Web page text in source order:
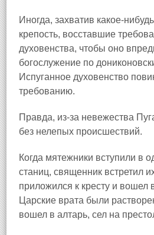
Иногда, захватив
крепость, восставшие
духовенства, чтобы оно
богослужение по
Испуганное духовенство
требованию.
Правда, из‑за невежества
без нелепых происшествий.
Когда мятежники вступили в
станиц, священник встретил
приложился к кресту и вошел
Царские врата были
вошел в алтарь, сел на